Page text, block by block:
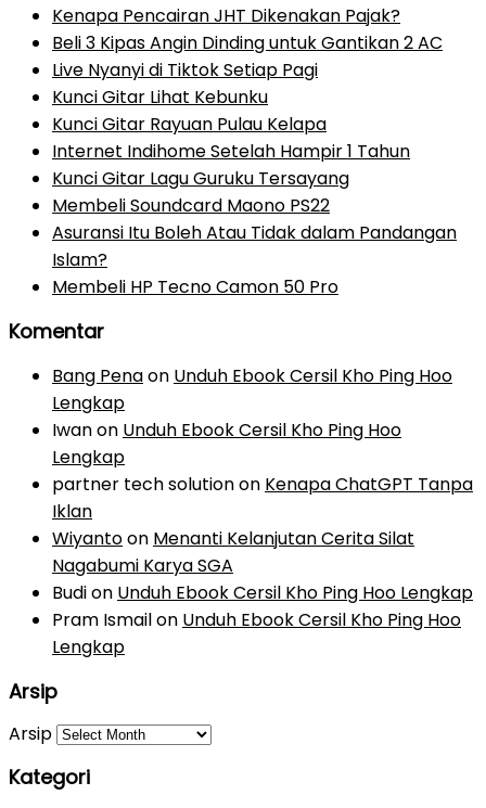
Kenapa Pencairan JHT Dikenakan Pajak?
Beli 3 Kipas Angin Dinding untuk Gantikan 2 AC
Live Nyanyi di Tiktok Setiap Pagi
Kunci Gitar Lihat Kebunku
Kunci Gitar Rayuan Pulau Kelapa
Internet Indihome Setelah Hampir 1 Tahun
Kunci Gitar Lagu Guruku Tersayang
Membeli Soundcard Maono PS22
Asuransi Itu Boleh Atau Tidak dalam Pandangan
Islam?
Membeli HP Tecno Camon 50 Pro
Komentar
Bang Penaon Unduh Ebook Cersil Kho Ping Hoo
Lengkap
Iwanon Unduh Ebook Cersil Kho Ping Hoo
Lengkap
partner tech solutionon Kenapa ChatGPT Tanpa
Iklan
Wiyantoon Menanti Kelanjutan Cerita Silat
Nagabumi Karya SGA
Budion Unduh Ebook Cersil Kho Ping Hoo Lengkap
Pram Ismailon Unduh Ebook Cersil Kho Ping Hoo
Lengkap
Arsip
Arsip
Kategori